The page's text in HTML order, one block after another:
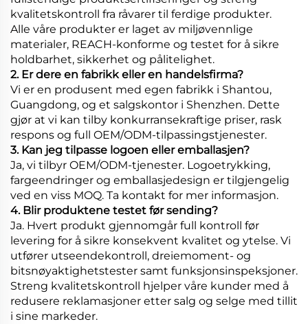
kvalitetskontroll fra råvarer til ferdige produkter.
Alle våre produkter er laget av miljøvennlige
materialer, REACH-konforme og testet for å sikre
holdbarhet, sikkerhet og pålitelighet.
2. Er dere en fabrikk eller en handelsfirma?
Vi er en produsent med egen fabrikk i Shantou,
Guangdong, og et salgskontor i Shenzhen. Dette
gjør at vi kan tilby konkurransekraftige priser, rask
respons og full OEM/ODM-tilpassingstjenester.
3. Kan jeg tilpasse logoen eller emballasjen?
Ja, vi tilbyr OEM/ODM-tjenester. Logoetrykking,
fargeendringer og emballasjedesign er tilgjengelig
ved en viss MOQ. Ta kontakt for mer informasjon.
4. Blir produktene testet før sending?
Ja. Hvert produkt gjennomgår full kontroll før
levering for å sikre konsekvent kvalitet og ytelse. Vi
utfører utseendekontroll, dreiemoment- og
bitsnøyaktighetstester samt funksjonsinspeksjoner.
Streng kvalitetskontroll hjelper våre kunder med å
redusere reklamasjoner etter salg og selge med tillit
i sine markeder.